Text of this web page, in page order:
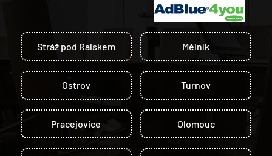
Stráž pod Ralskem Mělník
Ostrov Turnov
Pracejovice Olomouc